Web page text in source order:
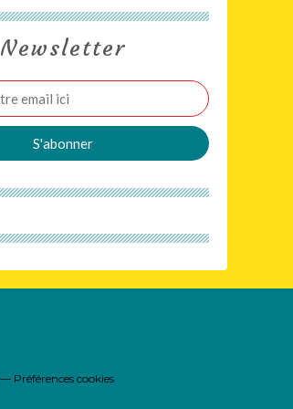
Newsletter
Préférences cookies